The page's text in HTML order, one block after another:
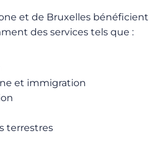
et de Bruxelles bénéficient
des services tels que :
et immigration
terrestres